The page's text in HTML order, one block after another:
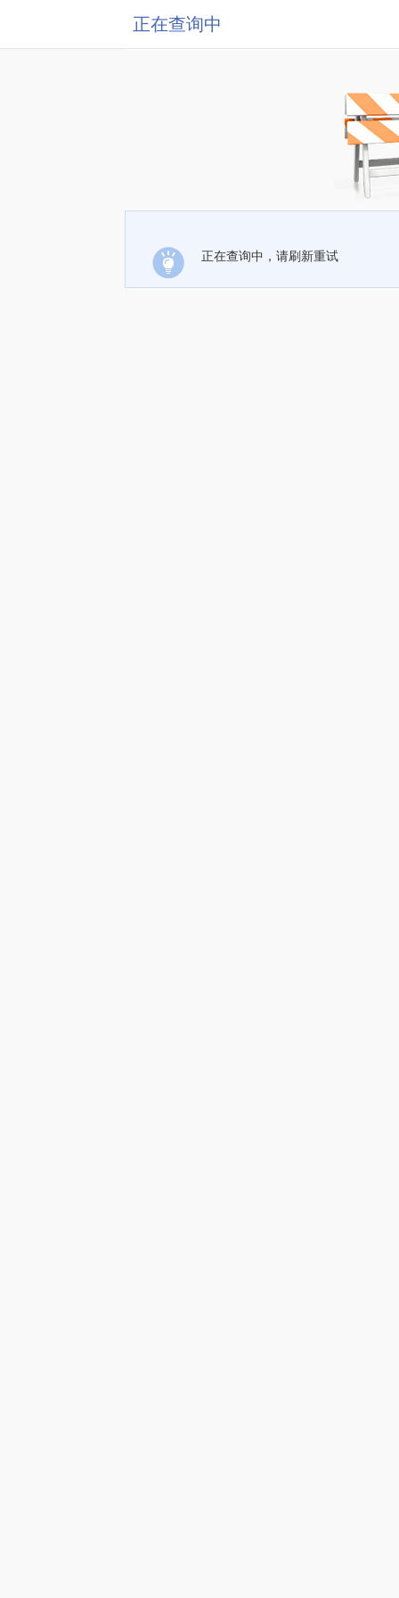
正在查询中
正在查询中，请刷新重试